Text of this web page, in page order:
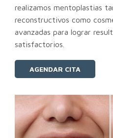
realizamos mentoplastias
reconstructivos como
avanzadas para lograr
satisfactorios.
AGENDAR CITA